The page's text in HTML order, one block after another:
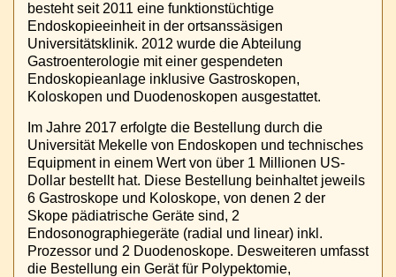
besteht seit 2011 eine funktionstüchtige
Endoskopieeinheit in der ortsanssäsigen
Universitätsklinik. 2012 wurde die Abteilung
Gastroenterologie mit einer gespendeten
Endoskopieanlage inklusive Gastroskopen,
Koloskopen und Duodenoskopen ausgestattet.
Im Jahre 2017 erfolgte die Bestellung durch die
Universität Mekelle von Endoskopen und technisches
Equipment in einem Wert von über 1 Millionen US-
Dollar bestellt hat. Diese Bestellung beinhaltet jeweils
6 Gastroskope und Koloskope, von denen 2 der
Skope pädiatrische Geräte sind, 2
Endosonographiegeräte (radial und linear) inkl.
Prozessor und 2 Duodenoskope. Desweiteren umfasst
die Bestellung ein Gerät für Polypektomie,